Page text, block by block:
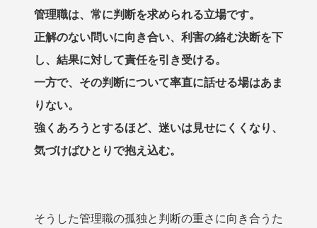
管理職は、常に判断を求められる立場です。
正解のない問いに向き合い、利害の絡む決断を下
し、結果に対して責任を引き受ける。
一方で、その判断について率直に話せる場はあま
りない。
強くあろうとするほど、迷いは見せにくくなり、
気づけばひとりで抱え込む。
そうした管理職の孤独と判断の重さに向き合うた